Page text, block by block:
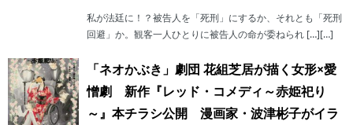
私が法廷に！？被告人を「死刑」にするか、それとも「死刑
回避」か。観客一人ひとりに被告人の命が委ねられ […][…]
「ネオかぶき」劇団 花組芝居が描く女形×愛
憎劇 新作『レッド・コメディ～赤姫祀り
～』本チラシ公開 漫画家・波津彬子がイラ